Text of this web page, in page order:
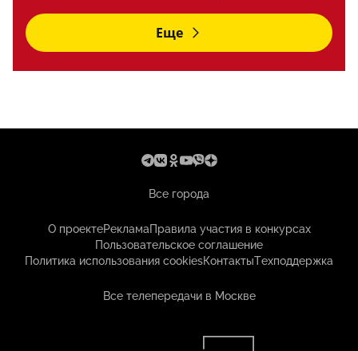
Еще
Все города
О проектеРекламаПравила участия в конкурсах
Пользовательское соглашение
Политика использования cookiesКонтактыТехподдержка
Все телепередачи в Москве